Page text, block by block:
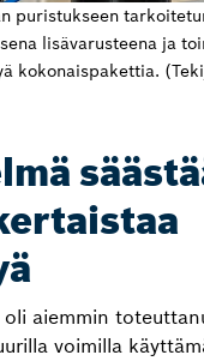
puristukseen
lisävarusteena ja
kokonaispakettia.
aiemmin
voimilla